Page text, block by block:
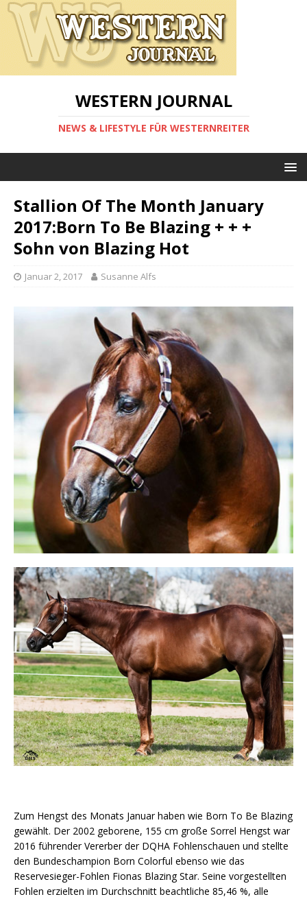
WESTERN JOURNAL
NEWS & LIFESTYLE FÜR WESTERNREITER
Stallion Of The Month January
2017:Born To Be Blazing + + +
Sohn von Blazing Hot
Januar 2, 2017 Susanne Alfs
Zum Hengst des Monats Januar haben wie Born To Be Blazing
gewählt. Der 2002 geborene, 155 cm große Sorrel Hengst war
2016 führender Vererber der DQHA Fohlenschauen und stellte
den Bundeschampion Born Colorful ebenso wie das
Reservesieger-Fohlen Fionas Blazing Star. Seine vorgestellten
Fohlen erzielten im Durchschnitt beachtliche 85,46 %, alle